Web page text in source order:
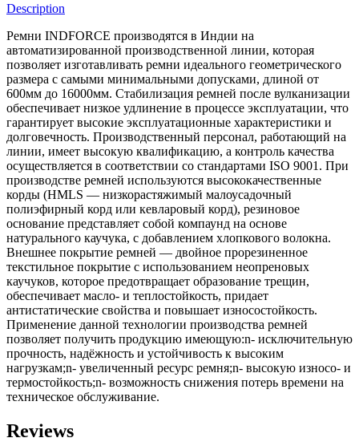
Description
Ремни INDFORCE производятся в Индии на
автоматизированной производственной линии, которая
позволяет изготавливать ремни идеального геометрического
размера с самыми минимальными допусками, длиной от
600мм до 16000мм. Стабилизация ремней после вулканизации
обеспечивает низкое удлинение в процессе эксплуатации, что
гарантирует высокие эксплуатационные характеристики и
долговечность. Производственный персонал, работающий на
линии, имеет высокую квалификацию, а контроль качества
осуществляется в соответствии со стандартами ISO 9001. При
производстве ремней используются высококачественные
корды (HMLS — низкорастяжимый малоусадочный
полиэфирный корд или кевларовый корд), резиновое
основание представляет собой компаунд на основе
натурального каучука, с добавлением хлопкового волокна.
Внешнее покрытие ремней — двойное прорезиненное
текстильное покрытие с использованием неопреновых
каучуков, которое предотвращает образование трещин,
обеспечивает масло- и теплостойкость, придает
антистатические свойства и повышает износостойкость.
Применение данной технологии производства ремней
позволяет получить продукцию имеющую:n- исключительную
прочность, надёжность и устойчивость к высоким
нагрузкам;n- увеличенный ресурс ремня;n- высокую износо- и
термостойкость;n- возможность снижения потерь времени на
техническое обслуживание.
Reviews